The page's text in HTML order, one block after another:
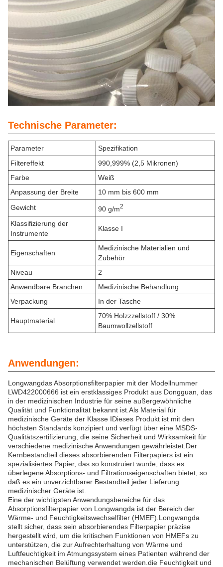
Technische Parameter:
Parameter
Spezifikation
Filtereffekt
990,999% (2,5 Mikronen)
Farbe
Weiß
Anpassung der Breite
10 mm bis 600 mm
Gewicht
90 g/m2
Klassifizierung der
Instrumente
Klasse I
Eigenschaften
Medizinische Materialien und
Zubehör
Niveau
2
Anwendbare Branchen
Medizinische Behandlung
Verpackung
In der Tasche
Hauptmaterial
70% Holzzzellstoff / 30%
Baumwollzellstoff
Anwendungen:
Longwangdas Absorptionsfilterpapier mit der Modellnummer
LWD422000666 ist ein erstklassiges Produkt aus Dongguan, das
in der medizinischen Industrie für seine außergewöhnliche
Qualität und Funktionalität bekannt ist.Als Material für
medizinische Geräte der Klasse IDieses Produkt ist mit den
höchsten Standards konzipiert und verfügt über eine MSDS-
Qualitätszertifizierung, die seine Sicherheit und Wirksamkeit für
verschiedene medizinische Anwendungen gewährleistet.Der
Kernbestandteil dieses absorbierenden Filterpapiers ist ein
spezialisiertes Papier, das so konstruiert wurde, dass es
überlegene Absorptions- und Filtrationseigenschaften bietet, so
daß es ein unverzichtbarer Bestandteil jeder Lieferung
medizinischer Geräte ist.
Eine der wichtigsten Anwendungsbereiche für das
Absorptionsfilterpapier von Longwangda ist der Bereich der
Wärme- und Feuchtigkeitswechselfilter (HMEF).Longwangda
stellt sicher, dass sein absorbierendes Filterpapier präzise
hergestellt wird, um die kritischen Funktionen von HMEFs zu
unterstützen, die zur Aufrechterhaltung von Wärme und
Luftfeuchtigkeit im Atmungssystem eines Patienten während der
mechanischen Belüftung verwendet werden.die Feuchtigkeit und